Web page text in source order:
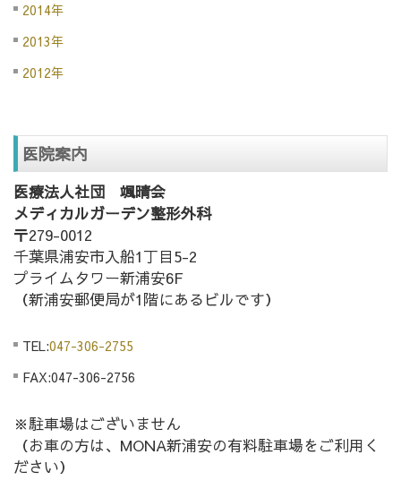
2014年
2013年
2012年
医院案内
医療法人社団 颯晴会
メディカルガーデン整形外科
〒279-0012
千葉県浦安市入船1丁目5-2
プライムタワー新浦安6F
（新浦安郵便局が1階にあるビルです）
TEL:047-306-2755
FAX:047-306-2756
※駐車場はございません
（お車の方は、MONA新浦安の有料駐車場をご利用く
ださい）